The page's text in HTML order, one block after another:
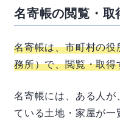
名寄帳の閲覧・取
名寄帳は、市町村の役
務所）で、閲覧・取
名寄帳には、ある人
ている土地・家屋が一